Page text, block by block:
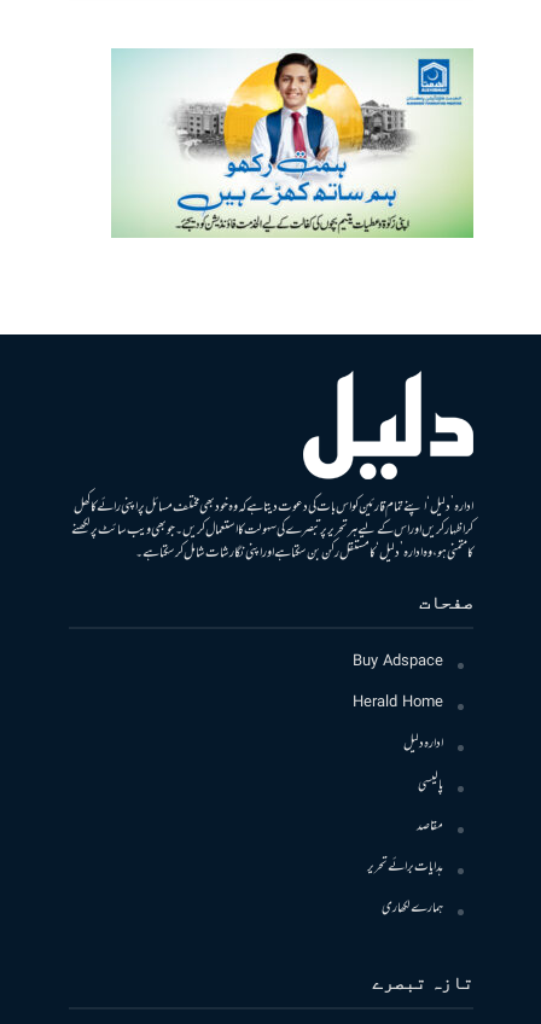
ادارہ ’دلیل‘ اپنے تمام قارئین کو اس بات کی دعوت دیتا ہے کہ وہ خود بھی مختلف مسائل پر اپنی رائے کا کھل
کر اظہار کریں اور اس کے لیے ہر تحریر پر تبصرے کی سہولت کا استعمال کریں۔ جو بھی ویب سائٹ پر لکھنے
کا متمنی ہو، وہ ادارہ ’دلیل‘ کا مستقل رکن بن سکتا ہے اور اپنی نگارشات شامل کرسکتا ہے۔
صفحات
Buy Adspace
Herald Home
ادارہ دلیل
پالیسی
مقاصد
ہدایات برائے تحریر
ہمارے لکھاری
تازہ تبصرے